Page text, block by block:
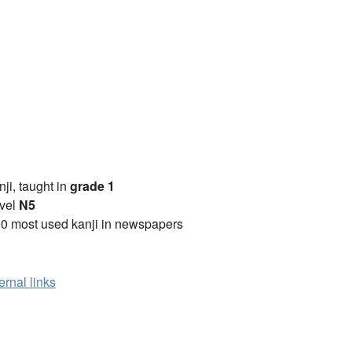
taught in grade 1
N5
most used kanji in newspapers
links